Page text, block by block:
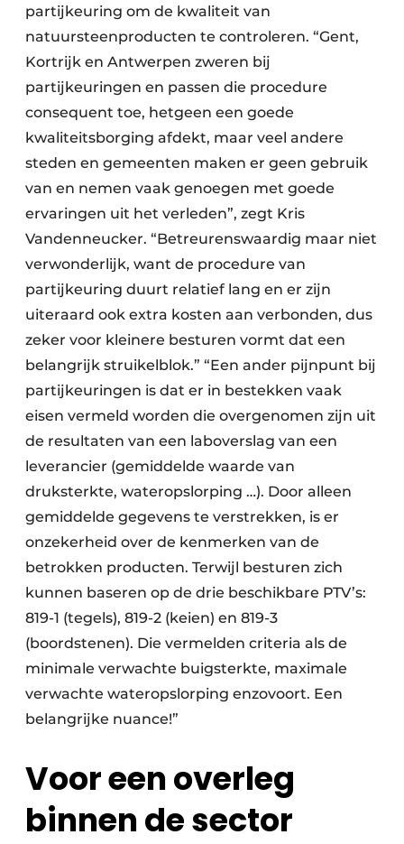
partijkeuring om de kwaliteit van
natuursteenproducten te controleren. “Gent,
Kortrijk en Antwerpen zweren bij
partijkeuringen en passen die procedure
consequent toe, hetgeen een goede
kwaliteitsborging afdekt, maar veel andere
steden en gemeenten maken er geen gebruik
van en nemen vaak genoegen met goede
ervaringen uit het verleden”, zegt Kris
Vandenneucker. “Betreurenswaardig maar niet
verwonderlijk, want de procedure van
partijkeuring duurt relatief lang en er zijn
uiteraard ook extra kosten aan verbonden, dus
zeker voor kleinere besturen vormt dat een
belangrijk struikelblok.” “Een ander pijnpunt bij
partijkeuringen is dat er in bestekken vaak
eisen vermeld worden die overgenomen zijn uit
de resultaten van een laboverslag van een
leverancier (gemiddelde waarde van
druksterkte, wateropslorping …). Door alleen
gemiddelde gegevens te verstrekken, is er
onzekerheid over de kenmerken van de
betrokken producten. Terwijl besturen zich
kunnen baseren op de drie beschikbare PTV’s:
819-1 (tegels), 819-2 (keien) en 819-3
(boordstenen). Die vermelden criteria als de
minimale verwachte buigsterkte, maximale
verwachte wateropslorping enzovoort. Een
belangrijke nuance!”
Voor een overleg
binnen de sector